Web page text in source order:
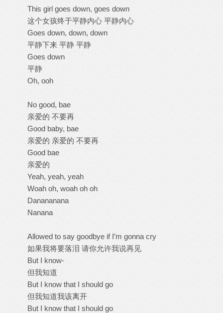
This girl goes down, goes down
这个女孩终于平静内心 平静内心
Goes down, down, down
平静下来 平静 平静
Goes down
平静
Oh, ooh
No good, bae
亲爱的 不要再
Good baby, bae
亲爱的 亲爱的 不要再
Good bae
亲爱的
Yeah, yeah, yeah
Woah oh, woah oh oh
Danananana
Nanana
Allowed to say goodbye if I’m gonna cry
如果我将要落泪 请你允许我说再见
But I know-
但我知道
But I know that I should go
但我知道我该离开
But I know that I should go